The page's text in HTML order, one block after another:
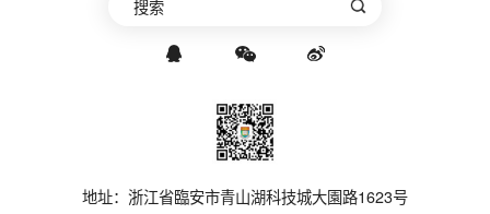
地址：浙江省臨安市青山湖科技城大園路1623号